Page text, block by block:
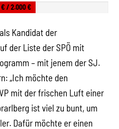
€ / 2.000 €
Kandidat der
der Liste der SPÖ mit
– mit jenem der SJ.
„Ich möchte den
mit der frischen Luft einer
ist viel zu bunt, um
Dafür möchte er einen